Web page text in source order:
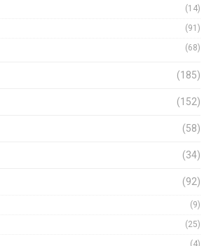
(14)
(91)
(68)
(185)
(152)
(58)
(34)
(92)
(9)
(25)
(4)